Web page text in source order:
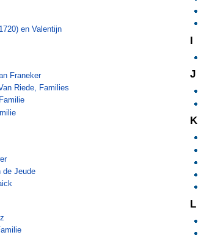
en Valentijn
Franeker
Riede, Families
de Jeude
I
J
K
L